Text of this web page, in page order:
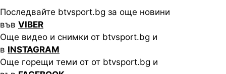
Последвайте btvsport.bg за още новини
във VIBER
Още видео и снимки от btvsport.bg и
в INSTAGRAM
Още горещи теми от от btvsport.bg и